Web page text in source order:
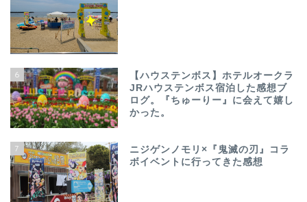
6
【ハウステンボス】ホテルオークラ
JRハウステンボス宿泊した感想ブ
ログ。『ちゅーりー』に会えて嬉し
かった。
7
ニジゲンノモリ×『鬼滅の刃』コラ
ボイベントに行ってきた感想